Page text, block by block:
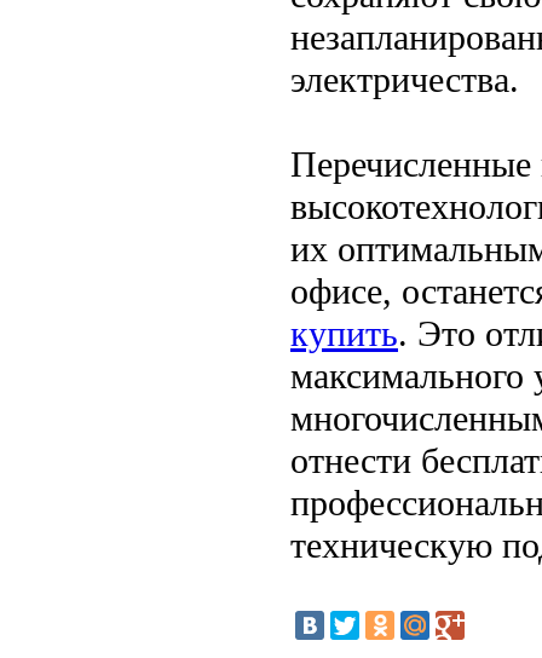
электричества.
их
офисе,
купить. Это
максимального
отнести
техническую